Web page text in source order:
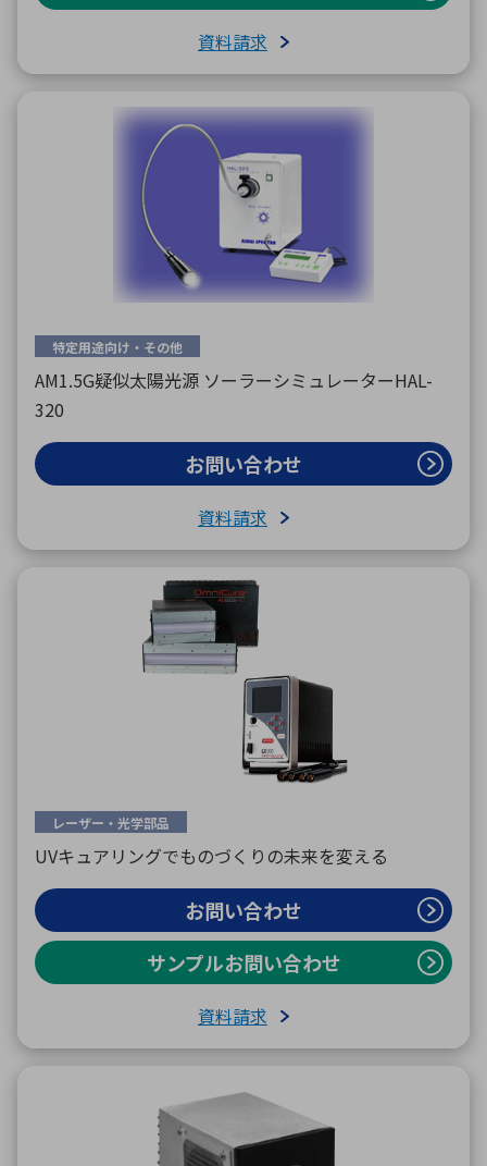
資料請求
特定用途向け・その他
AM1.5G疑似太陽光源 ソーラーシミュレーターHAL-
320
お問い合わせ
資料請求
レーザー・光学部品
UVキュアリングでものづくりの未来を変える
お問い合わせ
サンプルお問い合わせ
資料請求